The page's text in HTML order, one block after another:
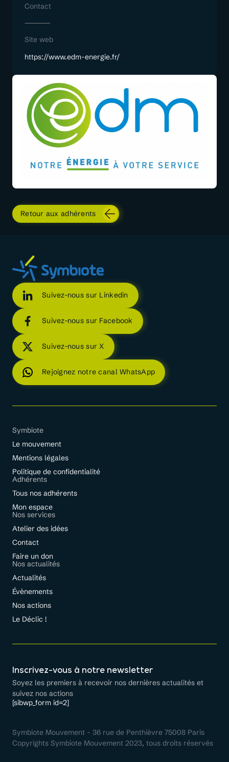
Contact
Site web
https://www.edm-energie.fr/
Retour aux adhérents
Suivez-nous sur Linkedin
Suivez-nous sur Facebook
Suivez-nous sur X
Rejoignez notre canal WhatsApp
Symbiote
Le mouvement
Mentions légales
Politique de confidentialité
Adhérents
Tous nos adhérents
Mon espace
Nos services
Atelier des idées
Contact
Faire un don
Nos actualités
Actualités
Évènements
Nos actions
Le Déclic !
Inscrivez-vous à notre newsletter
Soyez les premiers à recevoir nos dernières actualités et
suivez nos actions
[sibwp_form id=2]
Symbiote Mouvement - 36 rue de Penthièvre 75008 Paris
Copyrights Symbiote Mouvement 2023, tous droits réservés